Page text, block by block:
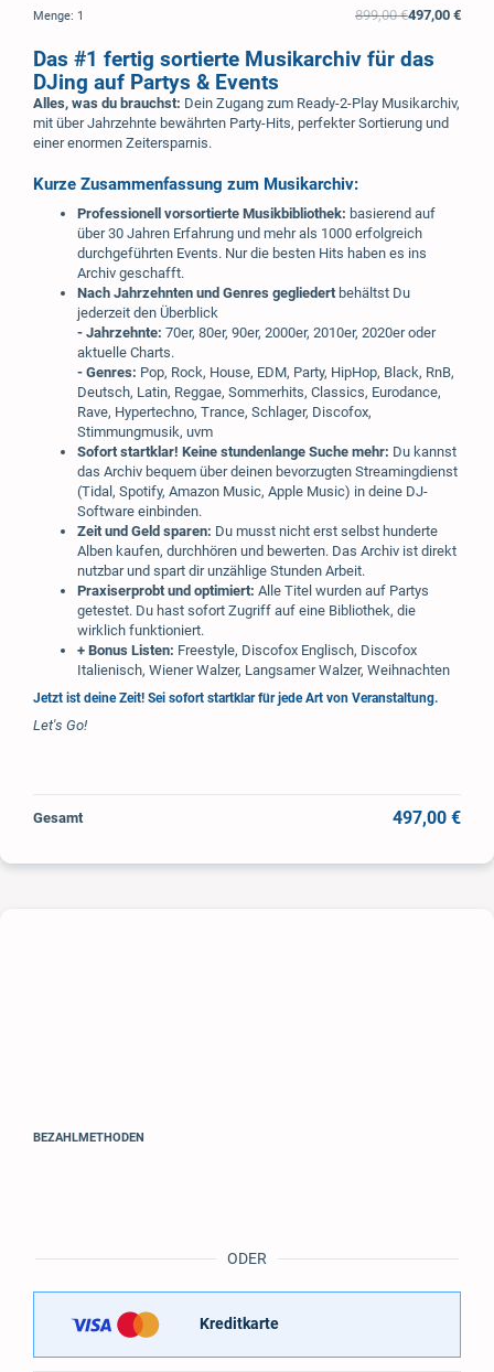
Menge: 1 899,00 €497,00 €
Das #1 fertig sortierte Musikarchiv für das
DJing auf Partys & Events
Alles, was du brauchst: Dein Zugang zum Ready-2-Play Musikarchiv,
mit über Jahrzehnte bewährten Party-Hits, perfekter Sortierung und
einer enormen Zeitersparnis.
Kurze Zusammenfassung zum Musikarchiv:
Professionell vorsortierte Musikbibliothek: basierend auf
über 30 Jahren Erfahrung und mehr als 1000 erfolgreich
durchgeführten Events. Nur die besten Hits haben es ins
Archiv geschafft.
Nach Jahrzehnten und Genres gegliedertbehältst Du
jederzeit den Überblick
- Jahrzehnte: 70er, 80er, 90er, 2000er, 2010er, 2020er oder
aktuelle Charts.
- Genres: Pop, Rock, House, EDM, Party, HipHop, Black, RnB,
Deutsch, Latin, Reggae, Sommerhits, Classics, Eurodance,
Rave, Hypertechno, Trance, Schlager, Discofox,
Stimmungmusik, uvm
Sofort startklar! Keine stundenlange Suche mehr: Du kannst
das Archiv bequem über deinen bevorzugten Streamingdienst
(Tidal, Spotify, Amazon Music, Apple Music) in deine DJ-
Software einbinden.
Zeit und Geld sparen: Du musst nicht erst selbst hunderte
Alben kaufen, durchhören und bewerten. Das Archiv ist direkt
nutzbar und spart dir unzählige Stunden Arbeit.
Praxiserprobt und optimiert: Alle Titel wurden auf Partys
getestet. Du hast sofort Zugriff auf eine Bibliothek, die
wirklich funktioniert.
+ Bonus Listen: Freestyle, Discofox Englisch, Discofox
Italienisch, Wiener Walzer, Langsamer Walzer, Weihnachten
Jetzt ist deine Zeit! Sei sofort startklar für jede Art von Veranstaltung.
Let's Go!
Gesamt 497,00 €
ODER
BEZAHLMETHODEN
Kreditkarte